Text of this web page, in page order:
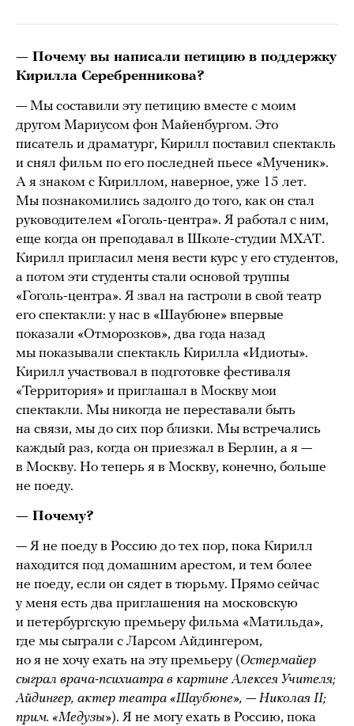
— Почему вы написали петицию в поддержку
Кирилла Серебренникова?
— Мы составили эту петицию вместе с моим
другом Мариусом фон Майенбургом. Это
писатель и драматург, Кирилл поставил спектакль
и снял фильм по его последней пьесе «Мученик».
А я знаком с Кириллом, наверное, уже 15 лет.
Мы познакомились задолго до того, как он стал
руководителем «Гоголь-центра». Я работал с ним,
еще когда он преподавал в Школе-студии МХАТ.
Кирилл пригласил меня вести курс у его студентов,
а потом эти студенты стали основой труппы
«Гоголь-центра». Я звал на гастроли в свой театр
его спектакли: у нас в «Шаубюне» впервые
показали «Отморозков», два года назад
мы показывали спектакль Кирилла «Идиоты».
Кирилл участвовал в подготовке фестиваля
«Территория» и приглашал в Москву мои
спектакли. Мы никогда не переставали быть
на связи, мы до сих пор близки. Мы встречались
каждый раз, когда он приезжал в Берлин, а я —
в Москву. Но теперь я в Москву, конечно, больше
не поеду.
— Почему?
— Я не поеду в Россию до тех пор, пока Кирилл
находится под домашним арестом, и тем более
не поеду, если он сядет в тюрьму. Прямо сейчас
у меня есть два приглашения на московскую
и петербургскую премьеру фильма «Матильда»,
где мы сыграли с Ларсом Айдингером,
но я не хочу ехать на эту премьеру (Остермайер
сыграл врача-психиатра в картине Алексея Учителя;
Айдингер, актер театра «Шаубюне», — Николая II;
прим. «Медузы»). Я не могу ехать в Россию, пока